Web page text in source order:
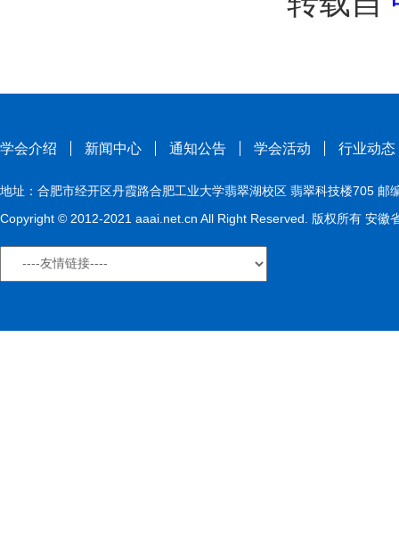
学会介绍 新闻中心 通知公告 学会活动 行业动态
地址：合肥市经开区丹霞路合肥工业大学翡翠湖校区 翡翠科技楼705
Copyright © 2012-2021 aaai.net.cn All Right Reserved. 版权所有 安徽